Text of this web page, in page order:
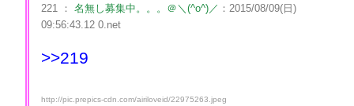
221 ： 名無し募集中。。。＠＼(^o^)／ ：2015/08/09(日)
09:56:43.12 0.net
>>219
http://pic.prepics-cdn.com/airiloveid/22975263.jpeg